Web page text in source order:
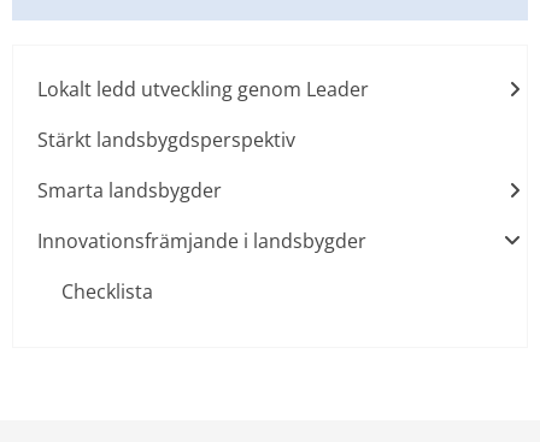
Lokalt ledd utveckling genom Leader
Stärkt landsbygdsperspektiv
Smarta landsbygder
Innovationsfrämjande i landsbygder
Checklista